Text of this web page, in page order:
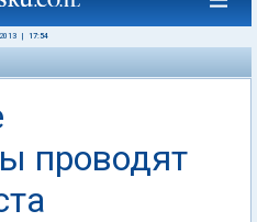
17:54
проводят